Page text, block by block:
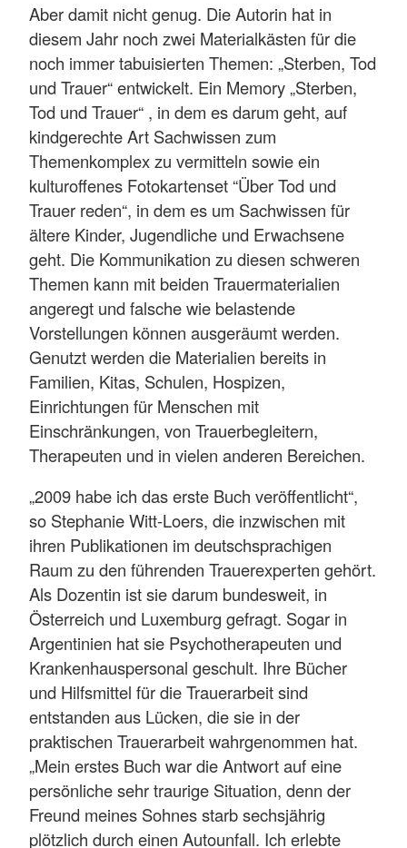
Aber damit nicht genug. Die Autorin hat in
diesem Jahr noch zwei Materialkästen für die
noch immer tabuisierten Themen: „Sterben, Tod
und Trauer“ entwickelt. Ein Memory „Sterben,
Tod und Trauer“ , in dem es darum geht, auf
kindgerechte Art Sachwissen zum
Themenkomplex zu vermitteln sowie ein
kulturoffenes Fotokartenset “Über Tod und
Trauer reden“, in dem es um Sachwissen für
ältere Kinder, Jugendliche und Erwachsene
geht. Die Kommunikation zu diesen schweren
Themen kann mit beiden Trauermaterialien
angeregt und falsche wie belastende
Vorstellungen können ausgeräumt werden.
Genutzt werden die Materialien bereits in
Familien, Kitas, Schulen, Hospizen,
Einrichtungen für Menschen mit
Einschränkungen, von Trauerbegleitern,
Therapeuten und in vielen anderen Bereichen.
„2009 habe ich das erste Buch veröffentlicht“,
so Stephanie Witt-Loers, die inzwischen mit
ihren Publikationen im deutschsprachigen
Raum zu den führenden Trauerexperten gehört.
Als Dozentin ist sie darum bundesweit, in
Österreich und Luxemburg gefragt. Sogar in
Argentinien hat sie Psychotherapeuten und
Krankenhauspersonal geschult. Ihre Bücher
und Hilfsmittel für die Trauerarbeit sind
entstanden aus Lücken, die sie in der
praktischen Trauerarbeit wahrgenommen hat.
„Mein erstes Buch war die Antwort auf eine
persönliche sehr traurige Situation, denn der
Freund meines Sohnes starb sechsjährig
plötzlich durch einen Autounfall. Ich erlebte